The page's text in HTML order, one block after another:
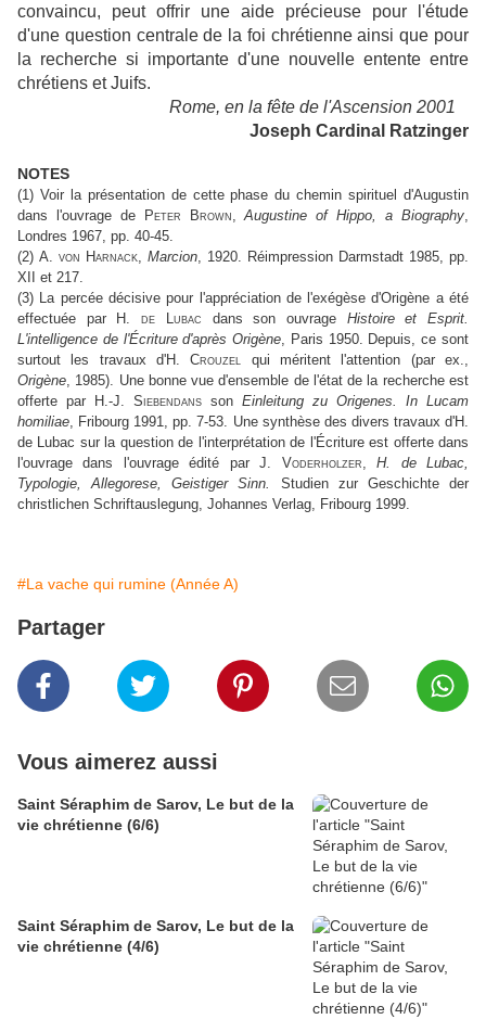
convaincu, peut offrir une aide précieuse pour l'étude
d'une question centrale de la foi chrétienne ainsi que pour
la recherche si importante d'une nouvelle entente entre
chrétiens et Juifs.
Rome, en la fête de l'Ascension 2001
Joseph Cardinal Ratzinger
NOTES
(1) Voir la présentation de cette phase du chemin spirituel d'Augustin
dans l'ouvrage de
Peter Brown,Augustine of Hippo, a Biography,
Londres 1967, pp. 40-45.
(2) A. von Harnack, Marcion, 1920. Réimpression Darmstadt 1985, pp.
XII et 217.
(3) La percée décisive pour l'appréciation de l'exégèse d'Origène a été
effectuée par
H. de Lubac dans son ouvrage Histoire et Esprit.
L'intelligence de l'Écriture d'après Origène, Paris 1950. Depuis, ce sont
surtout les travaux d'H. Crouzel qui méritent l'attention (par ex.,
Origène, 1985). Une bonne vue d'ensemble de l'état de la recherche est
offerte par
H.-J. Siebendans son Einleitung zu Origenes. In Lucam
homiliae, Fribourg 1991, pp. 7-53. Une synthèse des divers travaux d'H.
de Lubac sur la question de l'interprétation de l'Écriture est offerte dans
l'ouvrage dans l'ouvrage édité parJ. Voderholzer,H. de Lubac,
Typologie, Allegorese, Geistiger Sinn.
Studien zur Geschichte der
christlichen Schriftauslegung, Johannes Verlag, Fribourg 1999.
#La vache qui rumine (Année A)
Partager
Vous aimerez aussi
Saint Séraphim de Sarov, Le but de la
vie chrétienne (6/6)
Saint Séraphim de Sarov, Le but de la
vie chrétienne (4/6)